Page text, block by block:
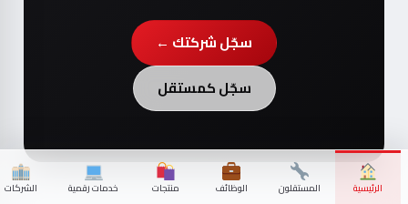
سجّل شركتك ←
سجّل كمستقل
الرئيسية المستقلون الوظائف منتجات خدمات رقمية الشركات